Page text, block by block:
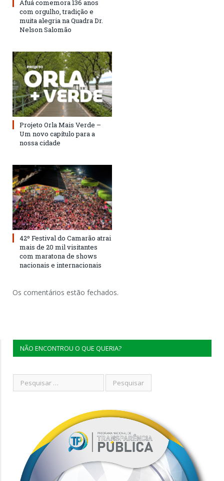
Afuá comemora 136 anos
com orgulho, tradição e
muita alegria na Quadra Dr.
Nelson Salomão
Projeto Orla Mais Verde –
Um novo capítulo para a
nossa cidade
42º Festival do Camarão atrai
mais de 20 mil visitantes
com maratona de shows
nacionais e internacionais
Os comentários estão fechados.
NÃO ENCONTROU O QUE QUERIA?